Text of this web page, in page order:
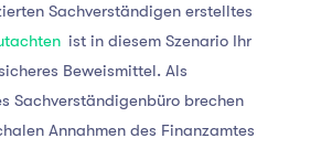
Sachverständigen erstelltes
ist in diesem Szenario Ihr
Beweismittel. Als
Sachverständigenbüro brechen
Annahmen des Finanzamtes